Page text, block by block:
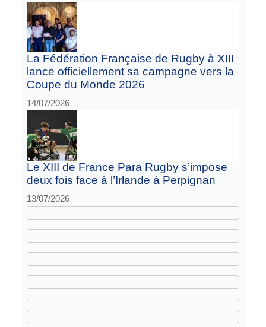
La Fédération Française de Rugby à XIII
lance officiellement sa campagne vers la
Coupe du Monde 2026
14/07/2026
Le XIII de France Para Rugby s’impose
deux fois face à l’Irlande à Perpignan
13/07/2026